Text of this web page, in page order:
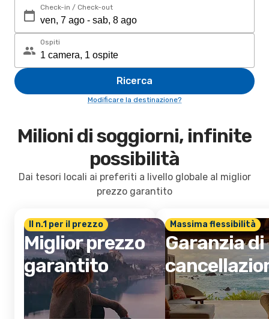
Check-in / Check-out
Ospiti
Ricerca
Modificare la destinazione?
Milioni di soggiorni, infinite
possibilità
Dai tesori locali ai preferiti a livello globale al miglior
prezzo garantito
Il n.1 per il prezzo
Miglior prezzo
garantito
Massima flessibilità
Garanzia di